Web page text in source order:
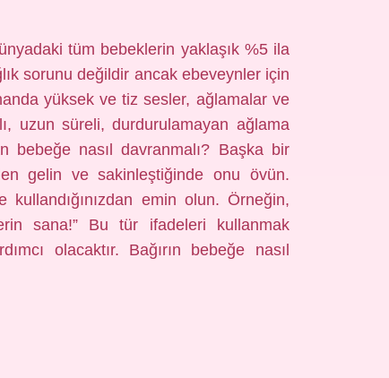
tüm bebeklerin yaklaşık %5 ila
sorunu değildir ancak ebeveynler için
yüksek ve tiz sesler, ağlamalar ve
uzun süreli, durdurulamayan ağlama
bebeğe nasıl davranmalı? Başka bir
gelin ve sakinleştiğinde onu övün.
emin olun. Örneğin,
sana!” Bu tür ifadeleri kullanmak
olacaktır. Bağırın bebeğe nasıl